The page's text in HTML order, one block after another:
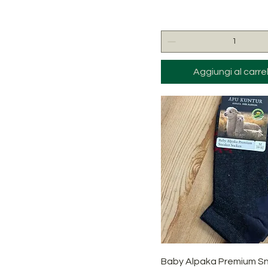
Aggiungi al
Vista rapida
Baby Alpaka Premium